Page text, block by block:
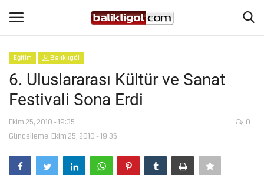
Giriş Yap
Anasayfa
Köşe Yazıları
Eğitim
Eğitim Balıklıgöl
6. Uluslararası Kültür ve Sanat
Festivali Sona Erdi
Ekim 25, 2010 - 19:35
Güncelleme: Ekim 25, 2010 - 19:35
0